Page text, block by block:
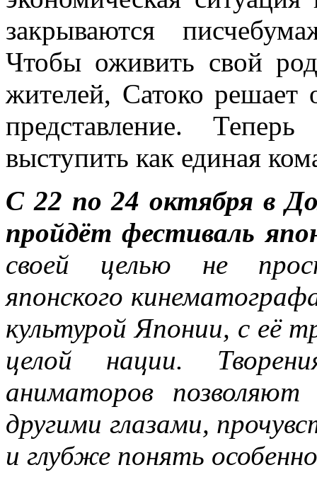
закрываются
Чтобы оживить свой
жителей, Сатоко решает
представление.
выступить как единая
С 22 по 24 октября в
пройдёт фестиваль
своей целью не
японского
культурой Японии, с её
целой нации.
аниматоров
другими глазами,
и глубже понять